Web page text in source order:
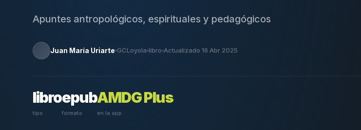
Apuntes antropológicos, espirituales y pedagógicos
Juan María Uriarte GCLoyola libro Actualizado 16 Abr 2025
libro
tipo
epub
formato
AMDG Plus
en la app